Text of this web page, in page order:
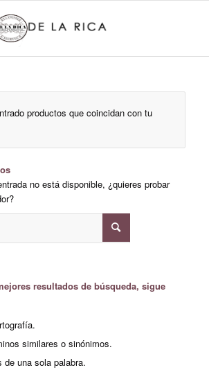
productos que coincidan con tu
no está disponible, ¿quieres probar
resultados de búsqueda, sigue
similares o sinónimos.
de una sola palabra.